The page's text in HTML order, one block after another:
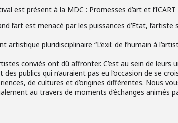
est présent à la MDC : Promesses d’art et
l’art est menacé par les puissances d’Etat,
artistique pluridisciplinaire “L’exil: de l’humain à
conviés ont dû affronter. C’est au sein de
publics qui n’auraient pas eu l’occasion de se
de cultures et d’origines différentes. Nous
au travers de moments d’échanges animés